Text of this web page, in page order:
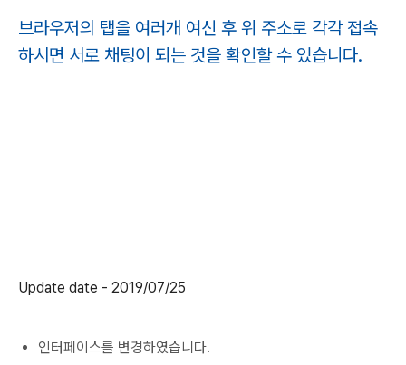
브라우저의 탭을 여러개 여신 후 위 주소로 각각 접속
하시면 서로 채팅이 되는 것을 확인할 수 있습니다.
Update date - 2019/07/25
인터페이스를 변경하였습니다.